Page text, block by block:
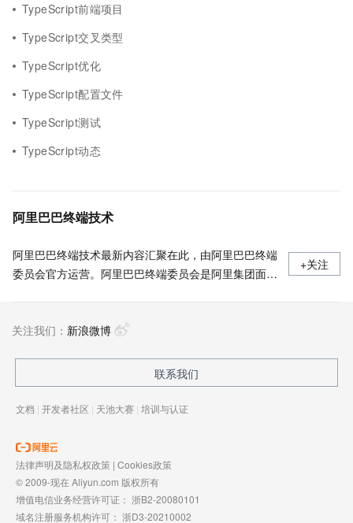
TypeScript前端项目
TypeScript交叉类型
TypeScript优化
TypeScript配置文件
TypeScript测试
TypeScript动态
阿里巴巴终端技术
阿里巴巴终端技术最新内容汇聚在此，由阿里巴巴终端
委员会官方运营。阿里巴巴终端委员会是阿里集团面向
策略和目标并落地执行，推动终端技术发展，帮助工程
巴终端域的官方公众号：阿里巴巴终端技术，欢迎关
注。
+关注
关注我们： 新浪微博
联系我们
文档 | 开发者社区 | 天池大赛 | 培训与认证
法律声明及隐私权政策 | Cookies政策
© 2009-现在 Aliyun.com 版权所有
增值电信业务经营许可证： 浙B2-20080101
域名注册服务机构许可： 浙D3-20210002